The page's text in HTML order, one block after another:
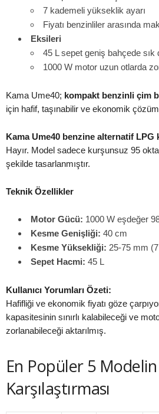
7 kademeli yükseklik ayarı
Fiyatı benzinliler arasında
Eksileri
45 L sepet geniş bahçede sık
1000 W motor uzun otlarda
Kama Ume40; kompakt benzinli çim
için hafif, taşınabilir ve ekonomik
Kama Ume40 benzine alternatif
Hayır. Model sadece kurşunsuz 95
şekilde tasarlanmıştır.
Teknik Özellikler
Motor Gücü: 1000 W eşdeğer
Kesme Genişliği: 40 cm
Kesme Yüksekliği: 25-75 mm
Sepet Hacmi: 45 L
Kullanıcı Yorumları Özeti:
Hafifliği ve ekonomik fiyatı göze
kapasitesinin sınırlı kalabileceği ve
zorlanabileceği aktarılmış.
En Popüler 5 Modelin
Karşılaştırması